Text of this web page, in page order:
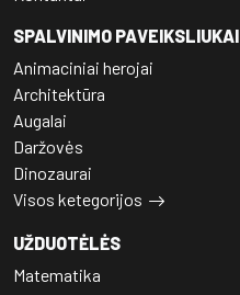
SPALVINIMO PAVEIKSLIUKAI
Animaciniai herojai
Architektūra
Augalai
Daržovės
Dinozaurai
Visos ketegorijos
UŽDUOTĖLĖS
Matematika